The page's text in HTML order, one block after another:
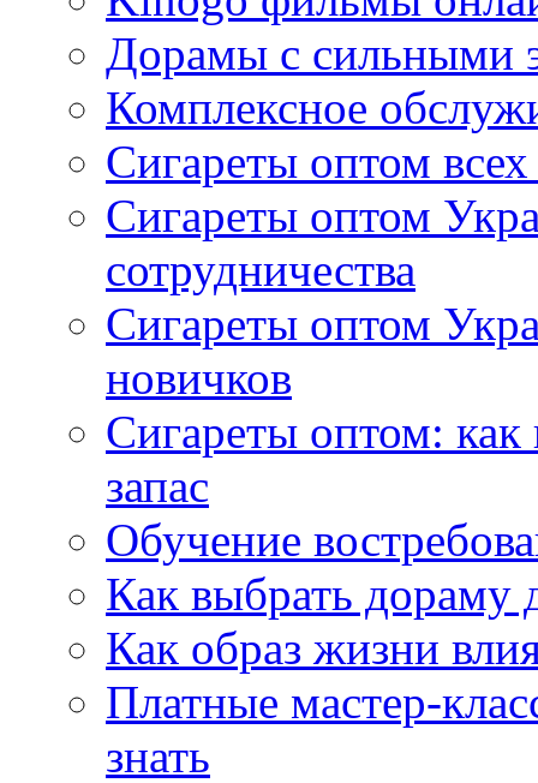
Дорамы с сильными
Комплексное
Сигареты оптом
Сигареты оптом
сотрудничества
Сигареты оптом
новичков
Сигареты оптом:
запас
Обучение
Как выбрать дораму
Как образ жизни
Платные мастер-
знать